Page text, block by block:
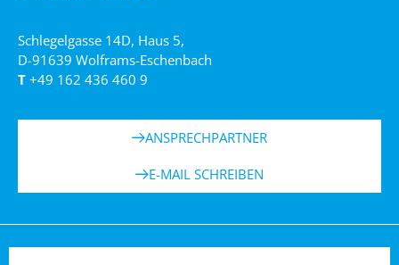
Schlegelgasse 14D, Haus 5,
D-91639 Wolframs-Eschenbach
T +49 162 436 460 9
ANSPRECHPARTNER
E-MAIL SCHREIBEN